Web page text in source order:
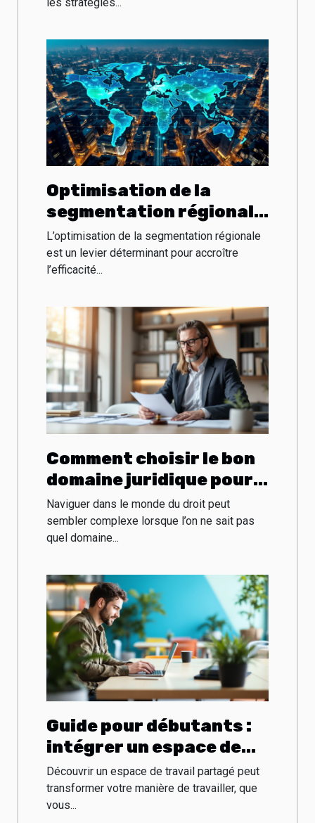
Optimisation de la
segmentation régionale
pour l'efficacité B2B en
2025
L’optimisation de la segmentation régionale
est un levier déterminant pour accroître
l’efficacité...
Comment choisir le bon
domaine juridique pour
votre affaire ?
Naviguer dans le monde du droit peut
sembler complexe lorsque l’on ne sait pas
quel domaine...
Guide pour débutants :
intégrer un espace de
travail partagé
efficacement
Découvrir un espace de travail partagé peut
transformer votre manière de travailler, que
vous...